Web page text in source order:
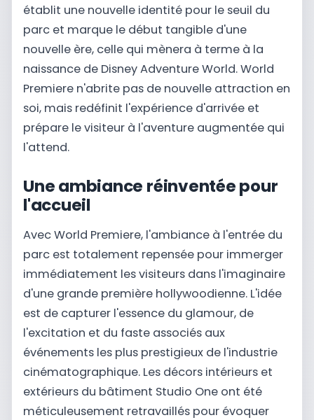
établit une nouvelle identité pour le seuil du
parc et marque le début tangible d'une
nouvelle ère, celle qui mènera à terme à la
naissance de Disney Adventure World. World
Premiere n'abrite pas de nouvelle attraction en
soi, mais redéfinit l'expérience d'arrivée et
prépare le visiteur à l'aventure augmentée qui
l'attend.
Une ambiance réinventée pour
l'accueil
Avec World Premiere, l'ambiance à l'entrée du
parc est totalement repensée pour immerger
immédiatement les visiteurs dans l'imaginaire
d'une grande première hollywoodienne. L'idée
est de capturer l'essence du glamour, de
l'excitation et du faste associés aux
événements les plus prestigieux de l'industrie
cinématographique. Les décors intérieurs et
extérieurs du bâtiment Studio One ont été
méticuleusement retravaillés pour évoquer